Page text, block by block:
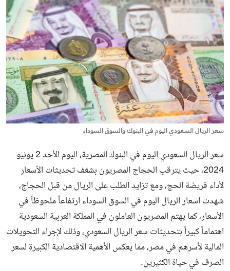
تقنية
التعليم
منوعات
سعر الريال السعودي اليوم في البنوك والسوق السوداء
سعر الريال السعودي اليوم في البنوك المصرية، اليوم الأحد 2 يونيو
2024، حيث يترقب الحجاج المصريون بشغف تحديثات الأسعار
لأداء فريضة الحج، ومع تزايد الطلب على الريال من قبل الحجاج،
شهدت اسعار الريال اليوم في السوق السوداء ارتفاعاً ملحوظاً في
الأسعار، كما يهتم المصريون العاملون في المملكة العربية السعودية
اهتماماً كبيراً بتحديثات سعر الريال السعودي، وذلك لإجراء التحويلات
المالية لأسرهم في مصر، مما يعكس الأهمية الاقتصادية الكبيرة لسعر
الصرف في حياة الكثيرين.